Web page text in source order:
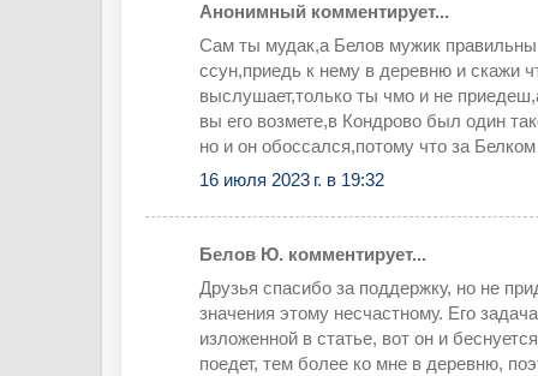
Анонимный комментирует...
Сам ты мудак,а Белов мужик
ссун,приедь к нему в деревню и скажи
выслушает,только ты чмо и не
вы его возмете,в Кондрово был один
но и он обоссался,потому что за
16 июля 2023 г. в 19:32
Белов Ю. комментирует...
Друзья спасибо за поддержку, но не
значения этому несчастному. Его
изложенной в статье, вот он и
поедет, тем более ко мне в деревню,